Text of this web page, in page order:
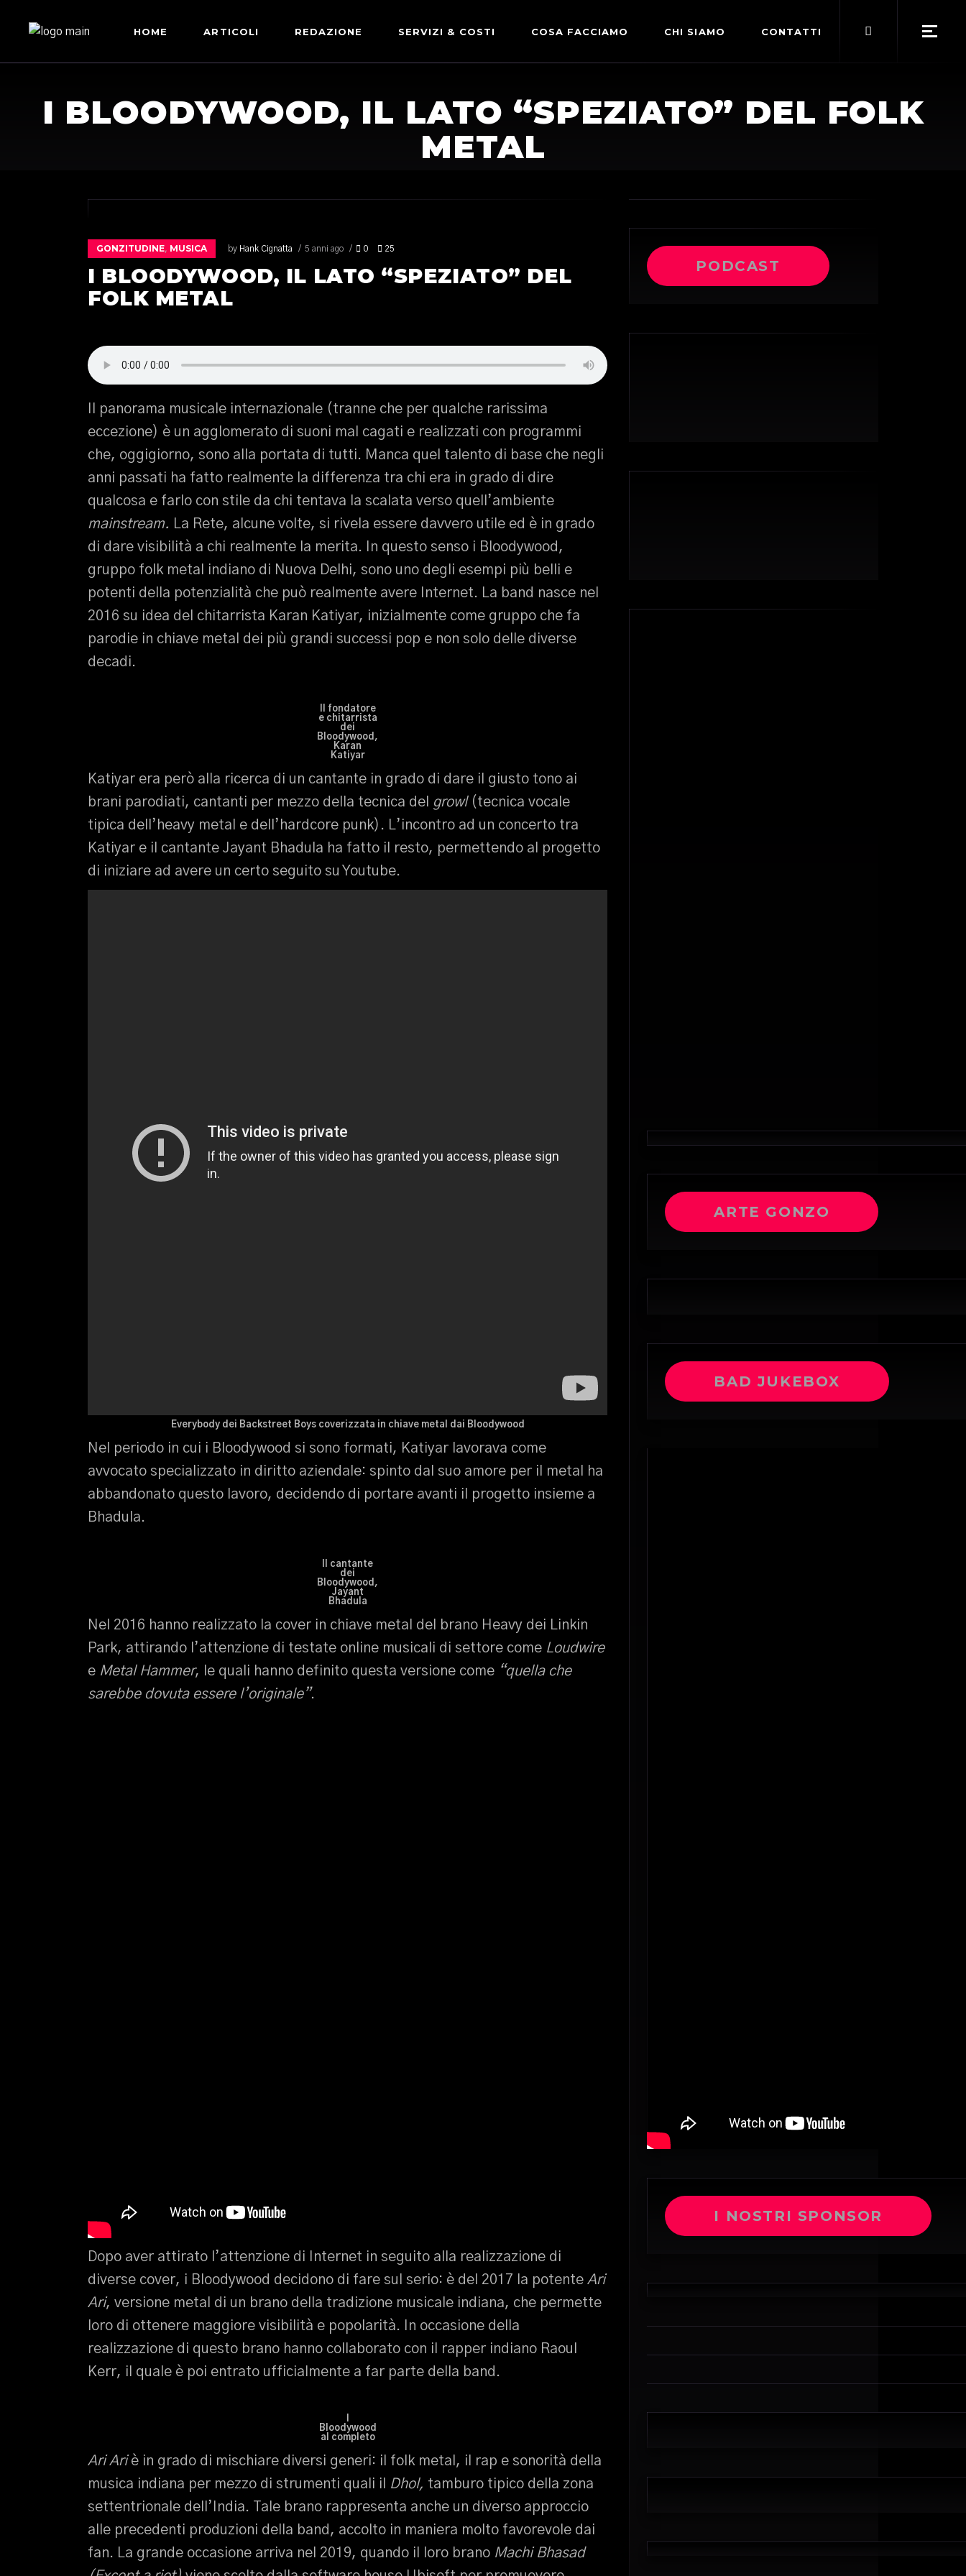
HOME ARTICOLI REDAZIONE SERVIZI & COSTI
LE NOSTRE PARTNERSHIP
COMUNICAZIONE EXPRESS
COSA FACCIAMO CHI SIAMO
TERMINI DI SERVIZIO
CONTATTI
I BLOODYWOOD, IL LATO “SPEZIATO” DEL FOLK
METAL
GONZITUDINE, MUSICA by Hank Cignatta 5 anni ago 0 25
I BLOODYWOOD, IL LATO “SPEZIATO” DEL
FOLK METAL
Il panorama musicale internazionale (tranne che per qualche rarissima
eccezione) è un agglomerato di suoni mal cagati e realizzati con programmi
che, oggigiorno, sono alla portata di tutti. Manca quel talento di base che negli
anni passati ha fatto realmente la differenza tra chi era in grado di dire
qualcosa e farlo con stile da chi tentava la scalata verso quell’ambiente
mainstream. La Rete, alcune volte, si rivela essere davvero utile ed è in grado
di dare visibilità a chi realmente la merita. In questo senso i Bloodywood,
gruppo folk metal indiano di Nuova Delhi, sono uno degli esempi più belli e
potenti della potenzialità che può realmente avere Internet. La band nasce nel
2016 su idea del chitarrista Karan Katiyar, inizialmente come gruppo che fa
parodie in chiave metal dei più grandi successi pop e non solo delle diverse
decadi.
Il fondatore
e chitarrista
dei
Bloodywood,
Karan
Katiyar
Katiyar era però alla ricerca di un cantante in grado di dare il giusto tono ai
brani parodiati, cantanti per mezzo della tecnica del growl(tecnica vocale
tipica dell’heavy metal e dell’hardcore punk). L’incontro ad un concerto tra
Katiyar e il cantante Jayant Bhadula ha fatto il resto, permettendo al progetto
di iniziare ad avere un certo seguito su Youtube.
Everybody dei Backstreet Boys coverizzata in chiave metal dai Bloodywood
Nel periodo in cui i Bloodywood si sono formati, Katiyar lavorava come
avvocato specializzato in diritto aziendale: spinto dal suo amore per il metal ha
abbandonato questo lavoro, decidendo di portare avanti il progetto insieme a
Bhadula.
Il cantante
dei
Bloodywood,
Jayant
Bhadula
Nel 2016 hanno realizzato la cover in chiave metal del brano Heavy dei Linkin
Park, attirando l’attenzione di testate online musicali di settore come Loudwire
e Metal Hammer, le quali hanno definito questa versione come “quella che
sarebbe dovuta essere l’originale”.
Dopo aver attirato l’attenzione di Internet in seguito alla realizzazione di
diverse cover, i Bloodywood decidono di fare sul serio: è del 2017 la potente Ari
Ari, versione metal di un brano della tradizione musicale indiana, che permette
loro di ottenere maggiore visibilità e popolarità. In occasione della
realizzazione di questo brano hanno collaborato con il rapper indiano Raoul
Kerr, il quale è poi entrato ufficialmente a far parte della band.
Bloodywood
al completo
Ari Ari è in grado di mischiare diversi generi: il folk metal, il rap e sonorità della
musica indiana per mezzo di strumenti quali il Dhol, tamburo tipico della zona
settentrionale dell’India. Tale brano rappresenta anche un diverso approccio
alle precedenti produzioni della band, accolto in maniera molto favorevole dai
fan. La grande occasione arriva nel 2019, quando il loro brano Machi Bhasad
PODCAST
ARTE GONZO
BAD JUKEBOX
I NOSTRI SPONSOR